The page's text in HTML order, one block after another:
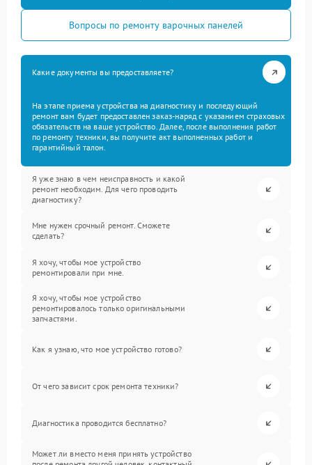
Вопросы по ремонту варочных панелей
Какие документы вы предоставляете?
На этапе приема устройства на диагностику и последующий
ремонт вам будет предоставлен заказ-наряд с указанием страховых
обязательств на ваше устройство. Далее, после выполнения работ
по ремонту техники, вы получите акт выполненных работ и
гарантийный талон.
Я уже знаю в чем неисправность и какой
ремонт необходим. Для чего проводить
диагностику?
Мне нужен срочный ремонт. Сможете
сделать?
Я хочу, чтобы мое устройство
ремонтировали при мне.
Я хочу, чтобы мое устройство
ремонтировалось только оригинальными
запчастями.
Как я узнаю, что мое устройство готово?
От чего зависит срок ремонта техники?
Диагностика проводится бесплатно?
Может ли вместо меня принять устройство